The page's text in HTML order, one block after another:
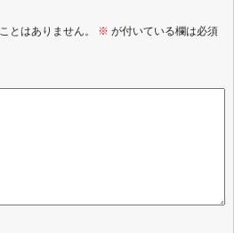
とはありません。 ※ が付いている欄は必須